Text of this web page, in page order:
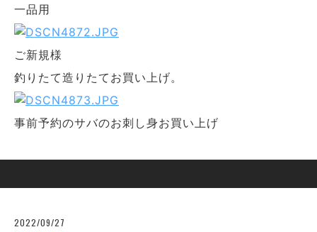
一品用
ご新規様
釣りたて造りたてお買い上げ。
事前予約のサバのお刺し身お買い上げ
2022/09/27